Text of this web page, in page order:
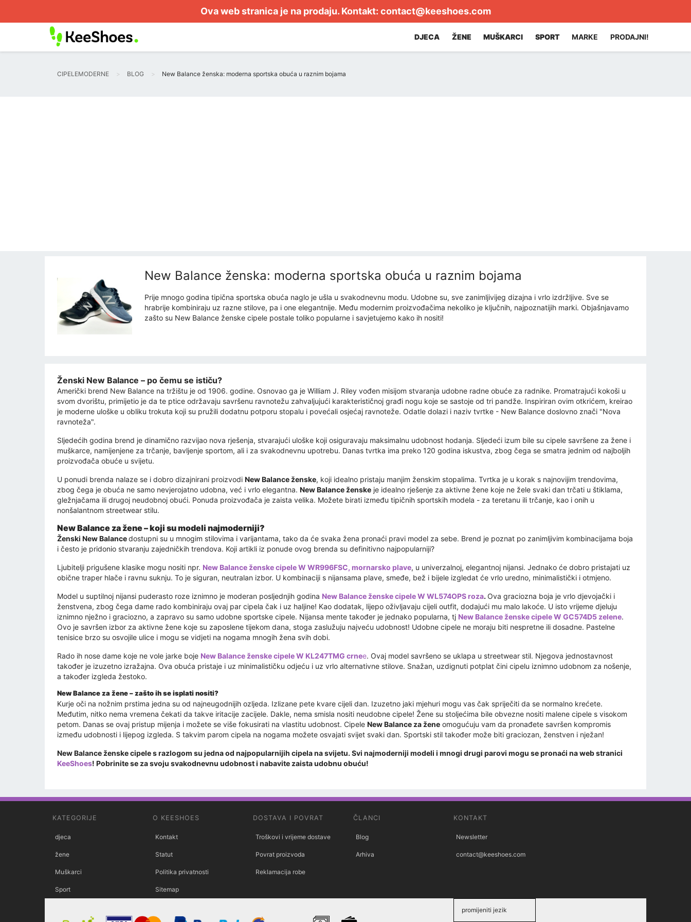
Ova web stranica je na prodaju. Kontakt: contact@keeshoes.com
DJECA ŽENE MUŠKARCI SPORT MARKE PRODAJNI!
CIPELEMODERNE BLOG New Balance ženska: moderna sportska obuća u raznim bojama
New Balance ženska: moderna sportska obuća u raznim bojama
Prije mnogo godina tipična sportska obuća naglo je ušla u svakodnevnu modu. Udobne su, sve zanimljivijeg dizajna i vrlo izdržljive. Sve se
hrabrije kombiniraju uz razne stilove, pa i one elegantnije. Među modernim proizvođačima nekoliko je ključnih, najpoznatijih marki. Objašnjavamo
zašto su New Balance ženske cipele postale toliko popularne i savjetujemo kako ih nositi!
Ženski New Balance – po čemu se ističu?
Američki brend New Balance na tržištu je od 1906. godine. Osnovao ga je William J. Riley vođen misijom stvaranja udobne radne obuće za radnike. Promatrajući kokoši u
svom dvorištu, primijetio je da te ptice održavaju savršenu ravnotežu zahvaljujući karakterističnoj građi nogu koje se sastoje od tri pandže. Inspiriran ovim otkrićem, kreirao
je moderne uloške u obliku trokuta koji su pružili dodatnu potporu stopalu i povećali osjećaj ravnoteže. Odatle dolazi i naziv tvrtke - New Balance doslovno znači "Nova
ravnoteža".
Sljedećih godina brend je dinamično razvijao nova rješenja, stvarajući uloške koji osiguravaju maksimalnu udobnost hodanja. Sljedeći izum bile su cipele savršene za žene i
muškarce, namijenjene za trčanje, bavljenje sportom, ali i za svakodnevnu upotrebu. Danas tvrtka ima preko 120 godina iskustva, zbog čega se smatra jednim od najboljih
proizvođača obuće u svijetu.
U ponudi brenda nalaze se i dobro dizajnirani proizvodi New Balance ženske, koji idealno pristaju manjim ženskim stopalima. Tvrtka je u korak s najnovijim trendovima,
zbog čega je obuća ne samo nevjerojatno udobna, već i vrlo elegantna. New Balance ženske je idealno rješenje za aktivne žene koje ne žele svaki dan trčati u štiklama,
gležnjačama ili drugoj neudobnoj obući. Ponuda proizvođača je zaista velika. Možete birati između tipičnih sportskih modela - za teretanu ili trčanje, kao i onih u
nonšalantnom streetwear stilu.
New Balance za žene – koji su modeli najmoderniji?
Ženski New Balancedostupni su u mnogim stilovima i varijantama, tako da će svaka žena pronaći pravi model za sebe. Brend je poznat po zanimljivim kombinacijama boja
i često je pridonio stvaranju zajedničkih trendova. Koji artikli iz ponude ovog brenda su definitivno najpopularniji?
Ljubitelji prigušene klasike mogu nositi npr. New Balance ženske cipele W WR996FSC, mornarsko plave, u univerzalnoj, elegantnoj nijansi. Jednako će dobro pristajati uz
obične traper hlače i ravnu suknju. To je siguran, neutralan izbor. U kombinaciji s nijansama plave, smeđe, bež i bijele izgledat će vrlo uredno, minimalistički i otmjeno.
Model u suptilnoj nijansi puderasto roze iznimno je moderan posljednjih godina New Balance ženske cipele W WL574OPS roza. Ova graciozna boja je vrlo djevojački i
ženstvena, zbog čega dame rado kombiniraju ovaj par cipela čak i uz haljine! Kao dodatak, lijepo oživljavaju cijeli outfit, dodajući mu malo lakoće. U isto vrijeme djeluju
iznimno nježno i graciozno, a zapravo su samo udobne sportske cipele. Nijansa mente također je jednako popularna, tj New Balance ženske cipele W GC574D5 zelene.
Ovo je savršen izbor za aktivne žene koje su zaposlene tijekom dana, stoga zaslužuju najveću udobnost! Udobne cipele ne moraju biti nespretne ili dosadne. Pastelne
tenisice brzo su osvojile ulice i mogu se vidjeti na nogama mnogih žena svih dobi.
Rado ih nose dame koje ne vole jarke boje New Balance ženske cipele W KL247TMG crnee. Ovaj model savršeno se uklapa u streetwear stil. Njegova jednostavnost
također je izuzetno izražajna. Ova obuća pristaje i uz minimalističku odjeću i uz vrlo alternativne stilove. Snažan, uzdignuti potplat čini cipelu iznimno udobnom za nošenje,
a također izgleda žestoko.
New Balance za žene – zašto ih se isplati nositi?
Kurje oči na nožnim prstima jedna su od najneugodnijih ozljeda. Izlizane pete kvare cijeli dan. Izuzetno jaki mjehuri mogu vas čak spriječiti da se normalno krećete.
Međutim, nitko nema vremena čekati da takve iritacije zacijele. Dakle, nema smisla nositi neudobne cipele! Žene su stoljećima bile obvezne nositi malene cipele s visokom
petom. Danas se ovaj pristup mijenja i možete se više fokusirati na vlastitu udobnost. Cipele New Balance za žene omogućuju vam da pronađete savršen kompromis
između udobnosti i lijepog izgleda. S takvim parom cipela na nogama možete osvajati svijet svaki dan. Sportski stil također može biti graciozan, ženstven i nježan!
New Balance ženske cipele s razlogom su jedna od najpopularnijih cipela na svijetu. Svi najmoderniji modeli i mnogi drugi parovi mogu se pronaći na web stranici
KeeShoes! Pobrinite se za svoju svakodnevnu udobnost i nabavite zaista udobnu obuću!
KATEGORIJE
djeca
žene
Muškarci
Sport
O KEESHOES
Kontakt
Statut
Politika privatnosti
Sitemap
DOSTAVA I POVRAT
Troškovi i vrijeme dostave
Povrat proizvoda
Reklamacija robe
ČLANCI
Blog
Arhiva
KONTAKT
Newsletter
contact@keeshoes.com
promijeniti jezik